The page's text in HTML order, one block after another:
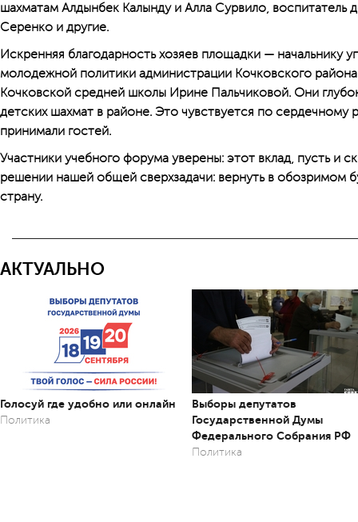
шахматам Алдынбек Калынду и Алла Сурвило, воспитатель
Серенко и другие.
Искренняя благодарность хозяев площадки — начальнику
молодежной политики администрации Кочковского
Кочковской средней школы Ирине Пальчиковой. Они
детских шахмат в районе. Это чувствуется по
принимали гостей.
Участники учебного форума уверены: этот вклад, пусть и
решении нашей общей сверхзадачи: вернуть в обозримом
страну.
АКТУАЛЬНО
Голосуй где удобно или онлайн
Политика
Выборы депутатов
Государственной Думы
Федерального Собрания РФ
Политика